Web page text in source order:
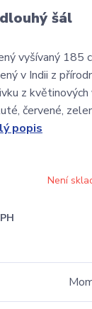
šál
vyšívaný
v Indii z
z
červené,
popis
Není